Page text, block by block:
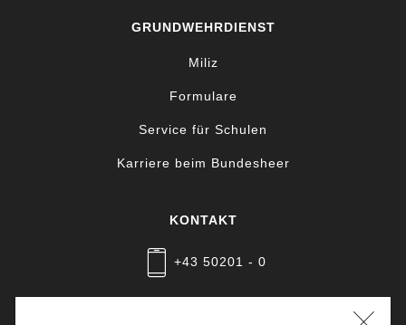
GRUNDWEHRDIENST
Miliz
Formulare
Service für Schulen
Karriere beim Bundesheer
KONTAKT
+43 50201 - 0